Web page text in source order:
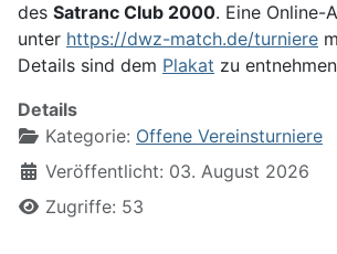
des Satranc Club 2000. Eine Online-
unter https://dwz-match.de/turniere
Details sind dem Plakat zu
Details
Kategorie: Offene Vereinsturniere
Veröffentlicht: 03. August 2026
Zugriffe: 53